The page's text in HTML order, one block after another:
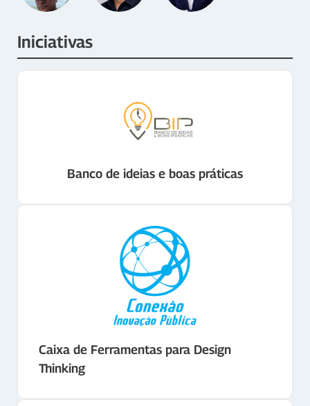
Iniciativas
Banco de ideias e boas práticas
Caixa de Ferramentas para Design
Thinking